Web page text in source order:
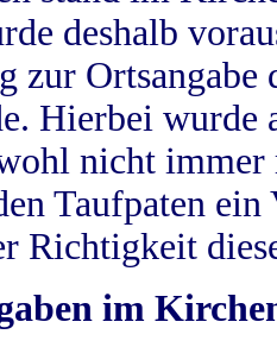
deshalb
zur
Hierbei wurde
nicht
Taufpaten
Richtigkeit
im